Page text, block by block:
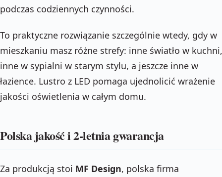
podczas codziennych czynności.
To praktyczne rozwiązanie szczególnie wtedy, gdy w
mieszkaniu masz różne strefy: inne światło w kuchni,
inne w sypialni w starym stylu, a jeszcze inne w
łazience. Lustro z LED pomaga ujednolicić wrażenie
jakości oświetlenia w całym domu.
Polska jakość i 2-letnia gwarancja
Za produkcją stoi MF Design, polska firma